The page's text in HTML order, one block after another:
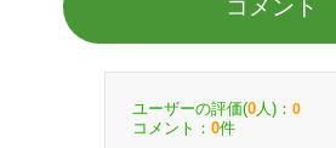
コメント
ユーザーの評価(0 人)： 0
コメント： 0件